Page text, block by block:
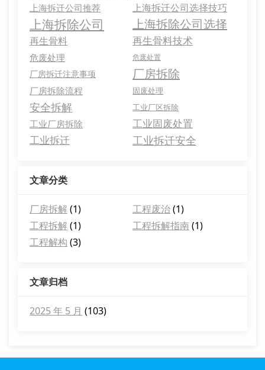
上海拆迁公司推荐 上海拆迁公司选择技巧
上海拆除公司 上海拆除公司选择
再生骨料 再生骨料技术
危废处理 危废处置
厂房拆迁注意事项 厂房拆除
厂房拆除流程 固废处理
安全拆解 工业厂区拆除
工业厂房拆除
工业固废处置
工业拆迁
工业拆迁安全
文章分类
厂房拆解(1) 工程废治(1)
工程拆解(1) 工程拆解指南(1)
工程解构 (3)
文章归档
2025 年 5 月 (103)